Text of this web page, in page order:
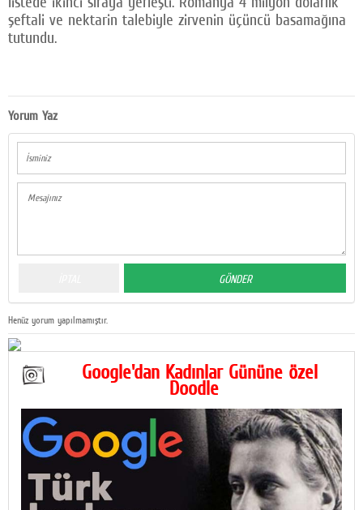
şeftali ve nektarin talebiyle zirvenin üçüncü basamağına
tutundu.
Yorum Yaz
Henüz yorum yapılmamıştır.
Google'dan Kadınlar Gününe özel
Doodle